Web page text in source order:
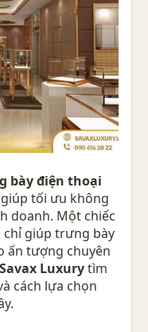
bày điện thoại
tối ưu không
doanh. Một chiếc
giúp trưng bày
ấn tượng chuyên
Savax Luxurytìm
cách lựa chọn